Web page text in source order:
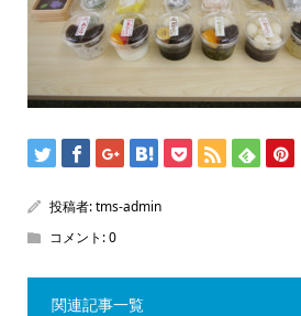
投稿者:tms-admin
コメント:0
関連記事一覧